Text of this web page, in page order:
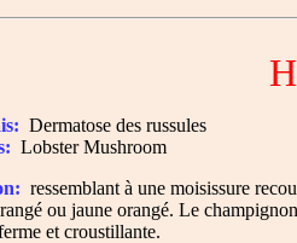
Dermatose des russules
Lobster Mushroom
ressemblant à une moisissure
ou jaune orangé. Le
et croustillante.